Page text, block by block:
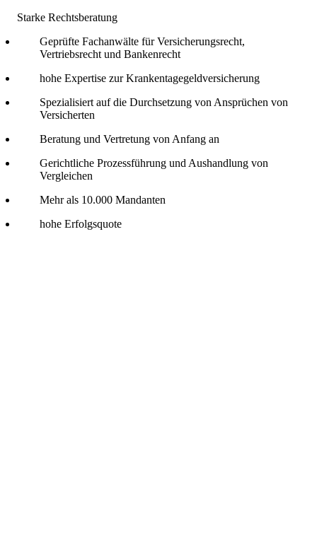
Starke Rechtsberatung
Geprüfte Fachanwälte für Versicherungsrecht,
Vertriebsrecht und Bankenrecht
hohe Expertise zur Krankentagegeldversicherung
Spezialisiert auf die Durchsetzung von Ansprüchen von
Versicherten
Beratung und Vertretung von Anfang an
Gerichtliche Prozessführung und Aushandlung von
Vergleichen
Mehr als 10.000 Mandanten
hohe Erfolgsquote